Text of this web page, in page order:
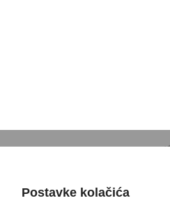
Postavke kolačića